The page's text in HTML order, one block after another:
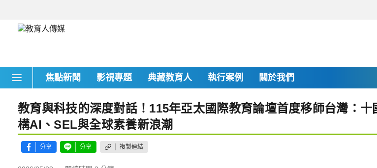
焦點新聞 影視專題 典藏教育人 執行案例 關於我們
教育與科技的深度對話！115年亞太國際教育論壇首度移師台灣：
構AI、SEL與全球素養新浪潮
分享 分享 複製連結